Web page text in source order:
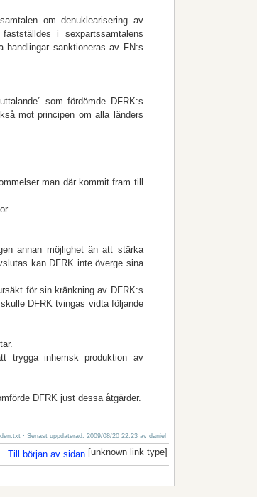
om denuklearisering av
i sexpartssamtalens
handlingar sanktioneras av FN:s
som fördömde DFRK:s
mot principen om alla länders
man där kommit fram till
annan möjlighet än att stärka
kan DFRK inte överge sina
för sin kränkning av DFRK:s
DFRK tvingas vidta följande
trygga inhemsk produktion av
DFRK just dessa åtgärder.
· Senast uppdaterad: 2009/08/20 22:23 av daniel
[unknown link type]
Till början av sidan